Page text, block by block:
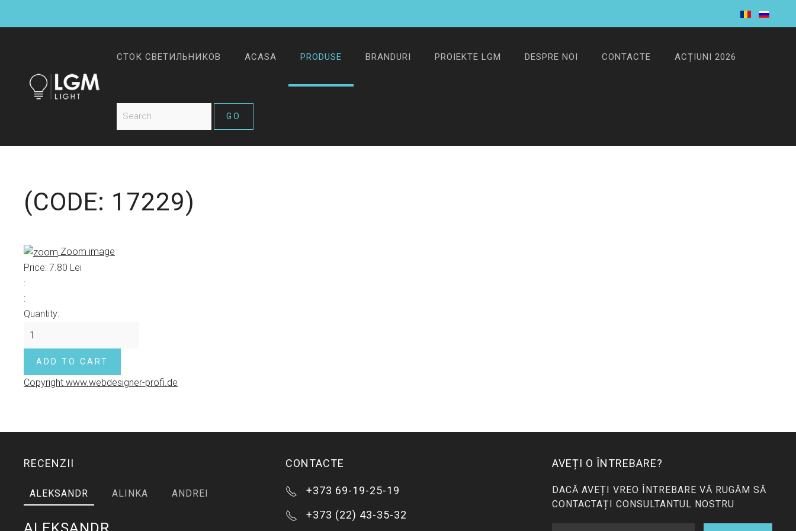
СТОК СВЕТИЛЬНИКОВ ACASA PRODUSE BRANDURI PROIEKTE LGM DESPRE NOI CONTACTE ACȚIUNI 2026
(CODE: 17229)
Zoom image
Price: 7.80 Lei
:
:
Quantity:
Copyright www.webdesigner-profi.de
RECENZII
ALEKSANDR ALINKA ANDREI
CONTACTE
+373 69-19-25-19
+373 (22) 43-35-32
AVEȚI O ÎNTREBARE?
DACĂ AVEȚI VREO ÎNTREBARE VĂ RUGĂM SĂ
CONTACTAȚI CONSULTANTUL NOSTRU